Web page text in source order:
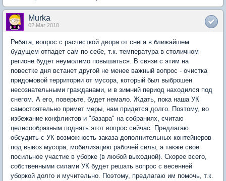
Murka
02 Mar 2010
Ребята, вопрос с расчисткой двора от снега в ближайшем
будущем отпадет сам по себе, т.к. температура в столичном
регионе будет неумолимо повышаться. В связи с этим на
повестке дня встанет другой не менее важный вопрос - очистка
придомовой территории от мусора, который был выброшен
несознательными гражданами, и в зимний период находился под
снегом. А его, поверьте, будет немало. Ждать, пока наша УК
самостоятельно примет меры, нам придется долго. Поэтому, во
избежание конфликтов и "базара" на собраниях, считаю
целесообразным поднять этот вопрос сейчас. Предлагаю
обсудить с УК возможность заказа дополнительных контейнеров
под вывоз мусора, мобилизацию рабочей силы, а также свое
посильное участие в уборке (в любой выходной). Скорее всего,
собственными силами УК будет решать вопрос с весенней
уборкой долго и мучительно. Поэтому, предлагаю им помочь, т.к.